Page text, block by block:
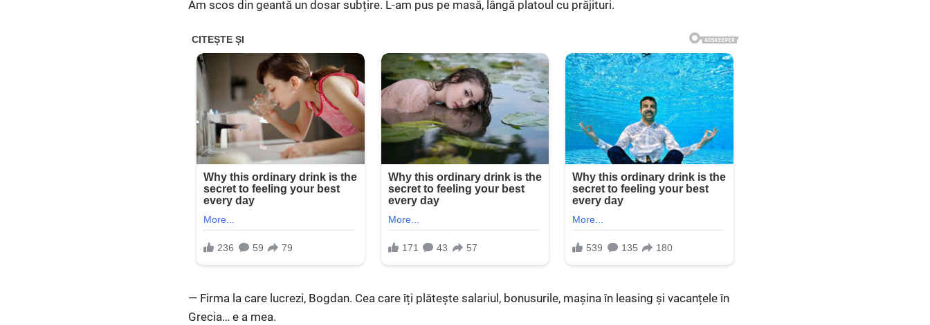
Am scos din geantă un dosar subțire. L-am pus pe masă, lângă platoul cu prăjituri.
— Firma la care lucrezi, Bogdan. Cea care îți plătește salariul, bonusurile, mașina în leasing și vacanțele în
Grecia… e a mea.